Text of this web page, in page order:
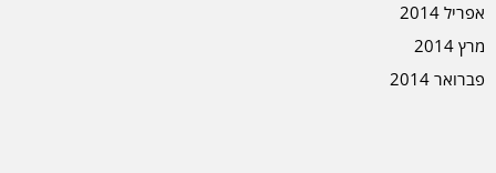
אפריל 2014
מרץ 2014
פברואר 2014